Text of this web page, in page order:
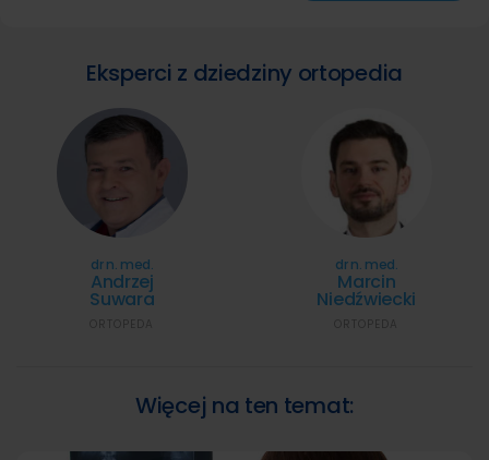
Eksperci z dziedziny ortopedia
dr n. med.
Andrzej
Suwara
dr n. med.
Marcin
Niedźwiecki
Więcej na ten temat: